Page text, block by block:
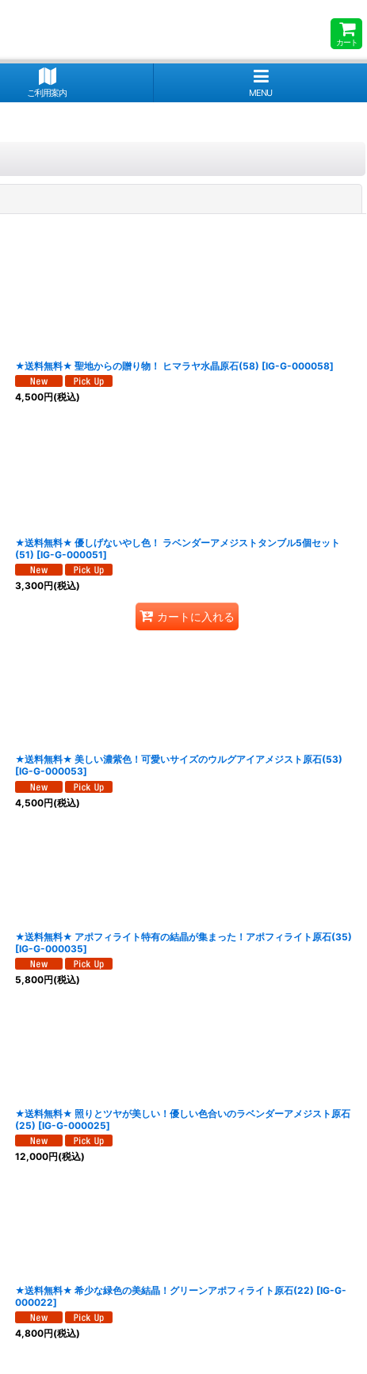
カート
ご利用案内 MENU
★送料無料★ 聖地からの贈り物！ ヒマラヤ水晶原石(58) [IG-G-000058]
4,500円(税込)
★送料無料★ 優しげないやし色！ ラベンダーアメジストタンブル5個セット
(51) [IG-G-000051]
3,300円(税込)
カートに入れる
★送料無料★ 美しい濃紫色！可愛いサイズのウルグアイアメジスト原石(53)
[IG-G-000053]
4,500円(税込)
★送料無料★ アポフィライト特有の結晶が集まった！アポフィライト原石(35)
[IG-G-000035]
5,800円(税込)
★送料無料★ 照りとツヤが美しい！優しい色合いのラベンダーアメジスト原石
(25) [IG-G-000025]
12,000円(税込)
★送料無料★ 希少な緑色の美結晶！グリーンアポフィライト原石(22) [IG-G-
000022]
4,800円(税込)